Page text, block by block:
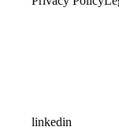
linkedin